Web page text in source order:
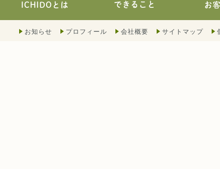
ICHIDOとは できること お
お知らせ プロフィール 会社概要 サイトマップ